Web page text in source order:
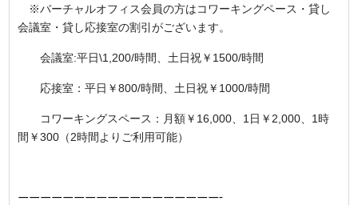
※バーチャルオフィス会員の方はコワーキングペース・貸し
会議室・貸し応接室の割引がございます。
会議室:平日\1,200/時間、土日祝￥1500/時間
応接室：平日￥800/時間、土日祝￥1000/時間
コワーキングスペース：月額￥16,000、1日￥2,000、1時
間￥300（2時間よりご利用可能）
——————————————————-